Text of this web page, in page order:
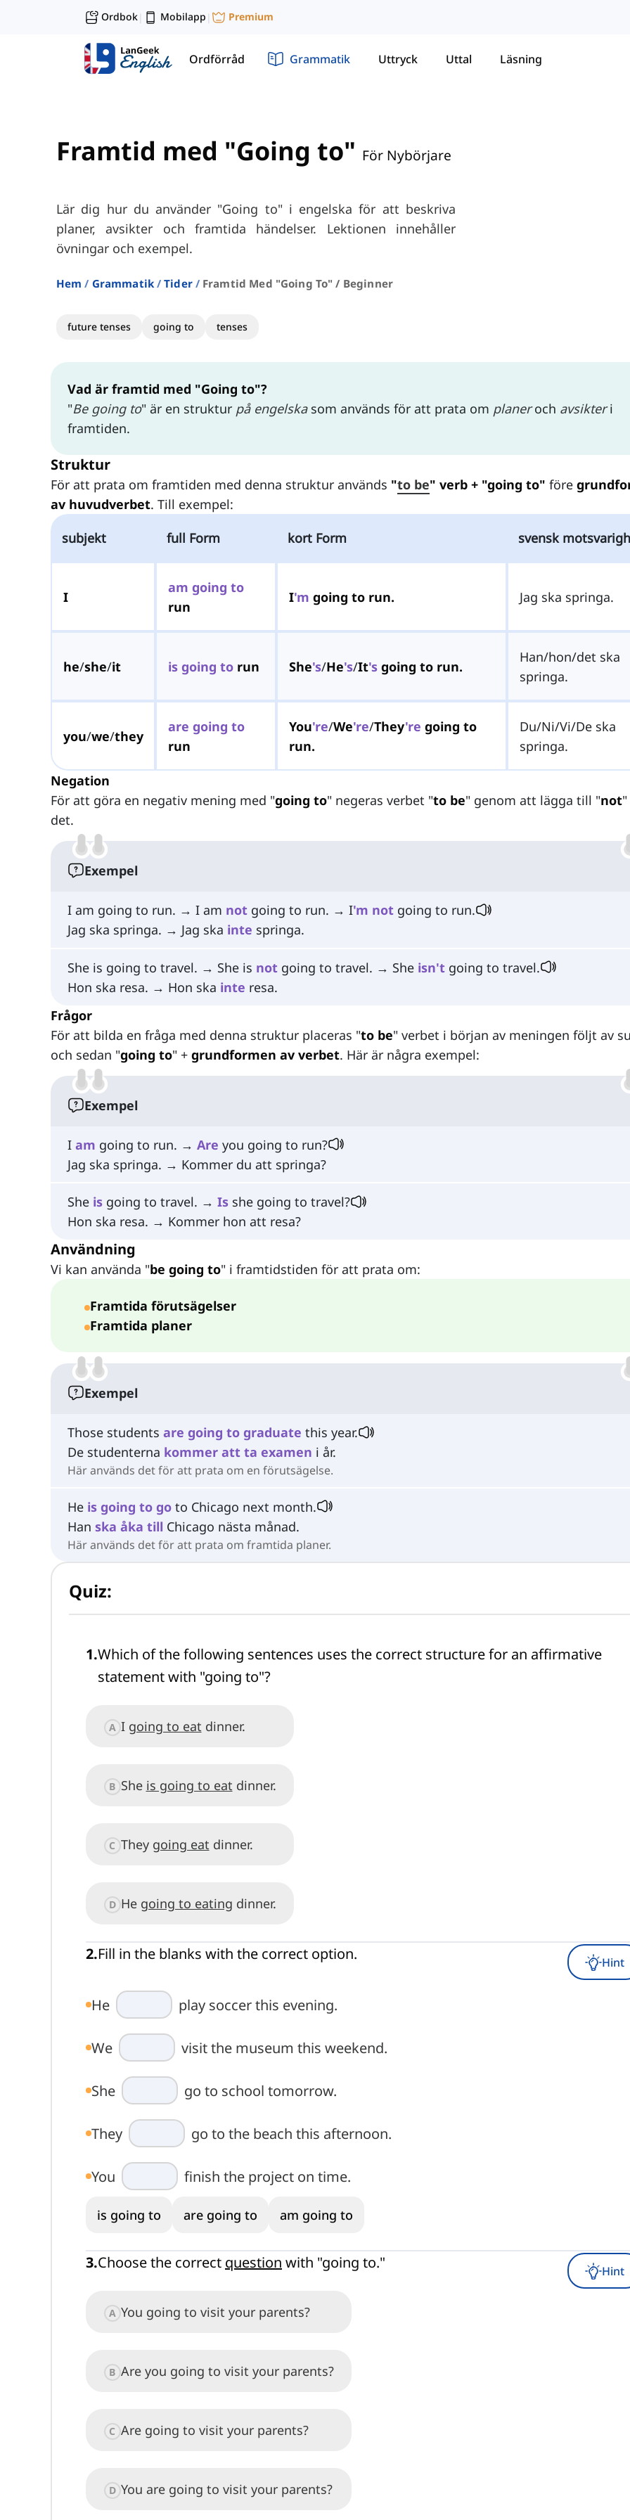
Ordbok| Mobilapp | Premium
Ordförråd Grammatik Uttryck Uttal Läsning
Framtid med "Going to" För Nybörjare
Lär dig hur du använder "Going to" i engelska för att beskriva
planer, avsikter och framtida händelser. Lektionen innehåller
övningar och exempel.
Hem Grammatik Tider Framtid Med "going To" / Beginner
future tenses going to tenses
Vad är framtid med "Going to"?
"Be going to" är en struktur på engelskasom används för att prata om planeroch avsikteri
framtiden.
Struktur
För att prata om framtiden med denna struktur används "to be" verb + "going to" före
av huvudverbet. Till exempel:
subjekt
full Form kort Form svensk
I
am going to
run
I'm going to run. Jag ska springa.
he/she/it is going torun She's/He's/It'sgoing to run.
Han/hon/det ska
springa.
you/we/they
are going to
run
You're/We're/They're going to
run.
Du/Ni/Vi/De ska
springa.
Negation
För att göra en negativ mening med "going to" negeras verbet "to be" genom att lägga till "not
det.
Exempel
I am going to run. → I am not going to run. → I'm not going to run.
Jag ska springa. → Jag ska inte springa.
She is going to travel. → She is not going to travel. → She isn't going to travel.
Hon ska resa. → Hon ska inte resa.
Frågor
För att bilda en fråga med denna struktur placeras "to be" verbet i början av meningen följt av
och sedan "going to" + grundformen av verbet. Här är några exempel:
Exempel
I am going to run. → Are you going to run?
Jag ska springa. → Kommer du att springa?
She is going to travel. → Is she going to travel?
Hon ska resa. → Kommer hon att resa?
Användning
Vi kan använda "be going to" i framtidstiden för att prata om:
Framtida förutsägelser
Framtida planer
Exempel
Those students are going to graduate this year.
De studenterna kommer att ta examen i år.
Här används det för att prata om en förutsägelse.
He is going to go to Chicago next month.
Han ska åka till Chicago nästa månad.
Här används det för att prata om framtida planer.
Quiz:
1.Which of the following sentences uses the correct structure for an affirmative
statement with "going to"?
A I going to eat dinner.
B She is going to eat dinner.
C They going eat dinner.
D He going to eating dinner.
2.Fill in the blanks with the correct option. Hint
He play soccer this evening.
We visit the museum this weekend.
She go to school tomorrow.
They go to the beach this afternoon.
You finish the project on time.
is going to are going to am going to
3.Choose the correct question with "going to." Hint
A You going to visit your parents?
B Are you going to visit your parents?
C Are going to visit your parents?
D You are going to visit your parents?